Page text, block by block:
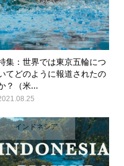
集：世界では東京五輪につ
てどのように報道されたの
？（米...
インドネシア